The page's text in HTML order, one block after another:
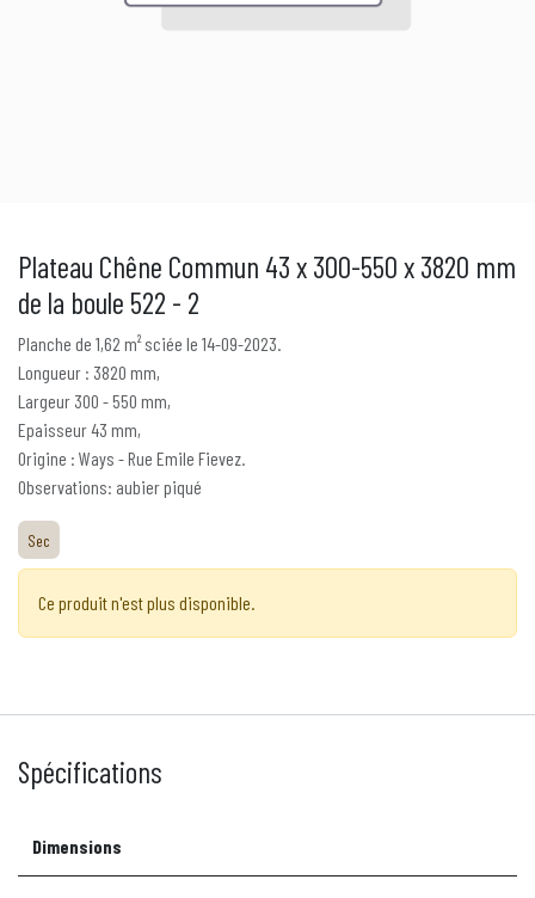
Plateau Chêne Commun 43 x 300-550 x 3820 mm
de la boule 522 - 2
Planche de 1,62 m² sciée le 14-09-2023.
Longueur : 3820 mm,
Largeur 300 - 550 mm,
Epaisseur 43 mm,
Origine : Ways - Rue Emile Fievez.
Observations: aubier piqué
Sec
Ce produit n'est plus disponible.
Spécifications
Dimensions